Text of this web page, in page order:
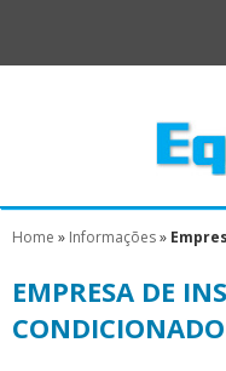
Home » Informações»
EMPRESA DE